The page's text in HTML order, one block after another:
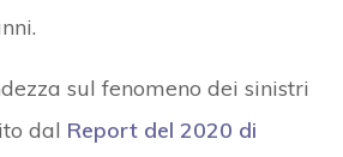
sul fenomeno dei sinistri
dal Report del 2020 di